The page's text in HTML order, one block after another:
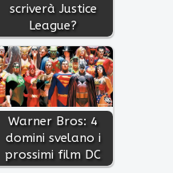
scriverà Justice
League?
Warner Bros: 4
domini svelano i
prossimi film DC